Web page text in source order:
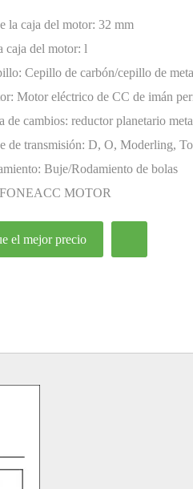
la caja del motor: 32 mm
caja del motor: l
Cepillo de carbón/cepillo de
Motor eléctrico de CC de imán
de cambios: reductor planetario
de transmisión: D, O, Moderling,
Buje/Rodamiento de bolas
FONEACC MOTOR
el mejor precio